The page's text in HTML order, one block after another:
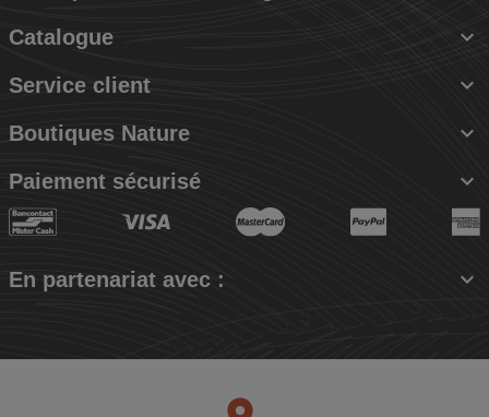
Catalogue 
Service client 
Boutiques Nature 
Paiement sécurisé 
En partenariat avec : 